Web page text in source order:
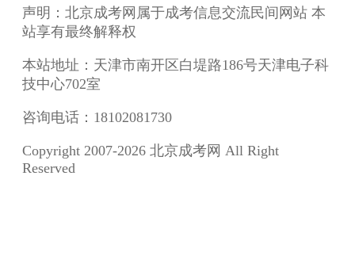
声明：北京成考网属于成考信息交流民间网站 本
站享有最终解释权
本站地址：天津市南开区白堤路186号天津电子科
技中心702室
咨询电话：18102081730
Copyright 2007-2026 北京成考网 All Right
Reserved